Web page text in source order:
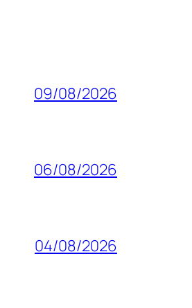
09/08/2026
06/08/2026
04/08/2026